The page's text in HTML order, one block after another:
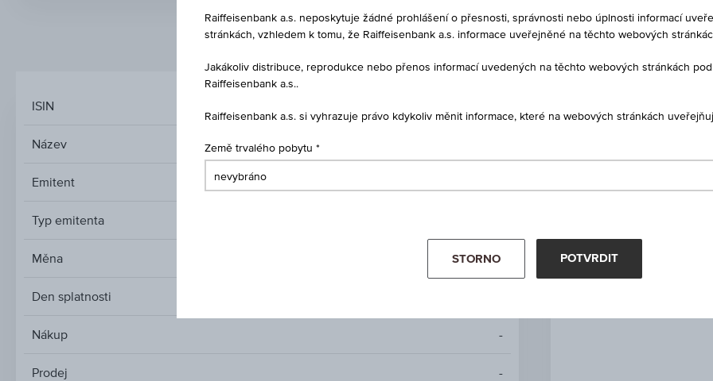
ISIN
Název
Emitent
Typ emitenta
Měna EUR
Den splatnosti
Nákup -
Prodej -
Raiffeisenbank a.s. neposkytuje žádné prohlášení o přesnosti, správnosti nebo úplnosti informací
stránkách, vzhledem k tomu, že Raiffeisenbank a.s. informace uveřejněné na těchto webových
Jakákoliv distribuce, reprodukce nebo přenos informací uvedených na těchto webových stránkách
Raiffeisenbank a.s..
Raiffeisenbank a.s. si vyhrazuje právo kdykoliv měnit informace, které na webových stránkách
Země trvalého pobytu
STORNO POTVRDIT